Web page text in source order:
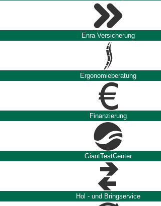
Enra Versicherung
Ergonomieberatung
Finanzierung
GiantTestCenter
Hol - und Bringservice